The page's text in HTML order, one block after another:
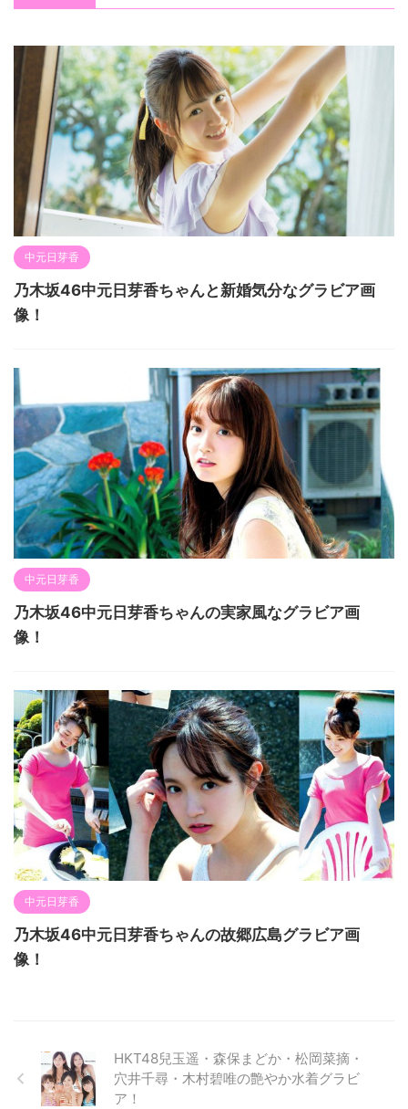
中元日芽香
乃木坂46中元日芽香ちゃんと新婚気分なグラビア画
像！
中元日芽香
乃木坂46中元日芽香ちゃんの実家風なグラビア画
像！
中元日芽香
乃木坂46中元日芽香ちゃんの故郷広島グラビア画
像！
HKT48兒玉遥・森保まどか・松岡菜摘・
穴井千尋・木村碧唯の艶やか水着グラビ
ア！